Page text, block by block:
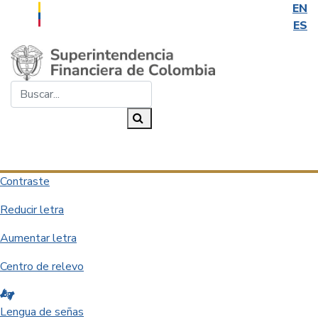
EN
ES
Saltar al contenido principal
Contraste
Reducir letra
Aumentar letra
Centro de relevo
Lengua de señas